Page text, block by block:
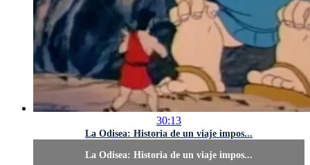
30:13
La Odisea: Historia de un viaje impos...
La Odisea: Historia de un viaje impos...